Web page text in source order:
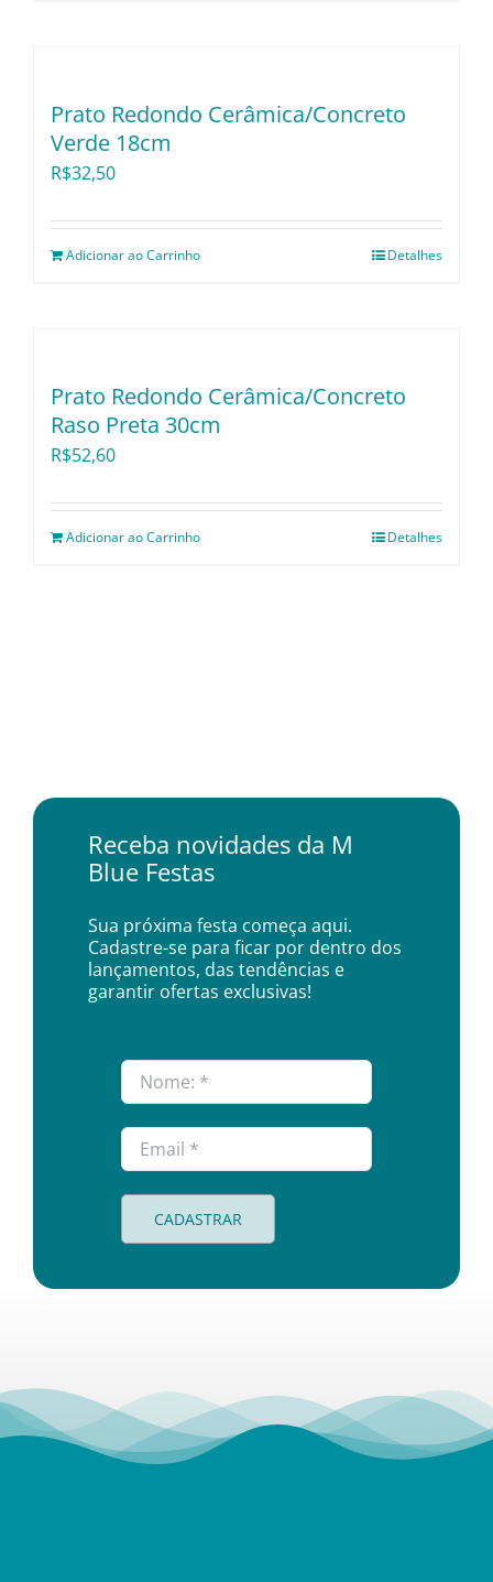
Prato Redondo Cerâmica/Concreto
Verde 18cm
R$32,50
Adicionar ao Carrinho Detalhes
Prato Redondo Cerâmica/Concreto
Raso Preta 30cm
R$52,60
Adicionar ao Carrinho Detalhes
Receba novidades da M
Blue Festas
Sua próxima festa começa aqui.
Cadastre-se para ficar por dentro dos
lançamentos, das tendências e
garantir ofertas exclusivas!
CADASTRAR